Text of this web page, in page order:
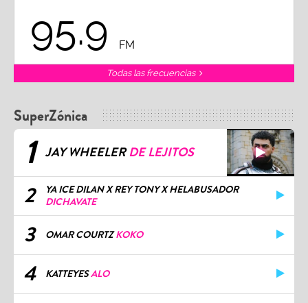
95.9 FM
Todas las frecuencias
SuperZónica
1 JAY WHEELERDE LEJITOS
2
YA ICE DILAN X REY TONY X HELABUSADOR
DICHAVATE
3 OMAR COURTZKOKO
4 KATTEYESALO